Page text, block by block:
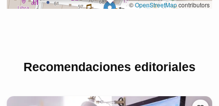
Recomendaciones editoriales